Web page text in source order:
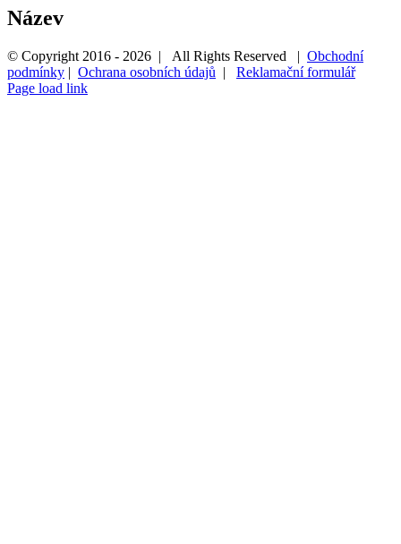
produktu
Název
© Copyright 2016 - 2026 | All Rights Reserved | Obchodní
podmínky | Ochrana osobních údajů | Reklamační formulář
Page load link